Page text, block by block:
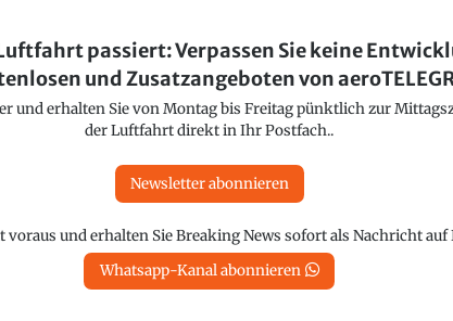
passiert: Verpassen Sie keine
und Zusatzangeboten von
und erhalten Sie von Montag bis Freitag pünktlich zur
der Luftfahrt direkt in Ihr Postfach..
Newsletter abonnieren
voraus und erhalten Sie Breaking News sofort als Nachricht
Whatsapp-Kanal abonnieren